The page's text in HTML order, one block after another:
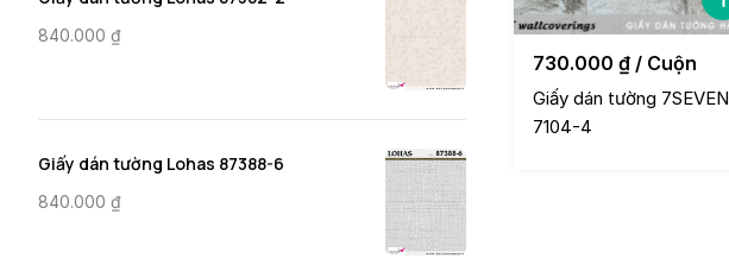
730.000 ₫ / Cuộn
Giấy dán tường 7SEVEN
7104-4
840.000 ₫
Giấy dán tường Lohas 87388-6
840.000 ₫